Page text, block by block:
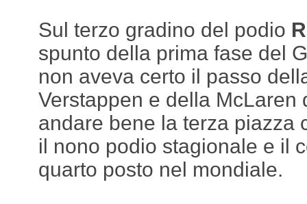
Sul terzo gradino del podio
spunto della prima fase del
non aveva certo il passo
Verstappen e della McLaren
andare bene la terza piazza
il nono podio stagionale e il
quarto posto nel mondiale.